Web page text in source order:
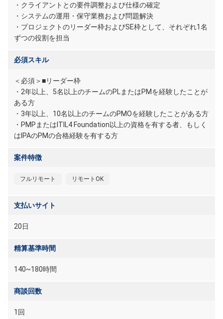
・クライアントとの要件調整および仕様の確定
・システムの運用・保守業務および問題解決
・プロジェクトのリーダー枠およびSE枠として、それぞれ1名
ずつの役割を担当
必須スキル
＜必須＞■リーダー枠
・2年以上、5名以上のチームのPLまたはPMを経験したことが
ある方
・3年以上、10名以上のチームのPMOを経験したことがある方
・PMPまたはITIL4 Foundation以上の資格を有する者、もしく
はIPAのPMの合格経験を有する方
案件特徴
フルリモート リモートOK
支払いサイト
20日
精算基準時間
140~180時間
商談回数
1回